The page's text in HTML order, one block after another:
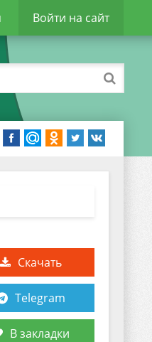
Войти на сайт
Скачать
Telegram
В закладки